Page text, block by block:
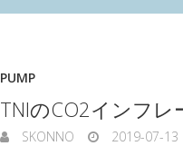
PUMP
TNIのCO2インフレ
SKONNO 2019-07-13